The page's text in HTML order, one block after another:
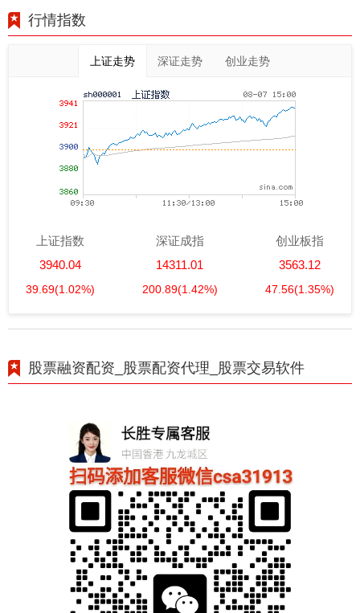
行情指数
上证走势 深证走势 创业走势
上证指数
3940.04
39.69(1.02%)
深证成指
14311.01
200.89(1.42%)
创业板指
3563.12
47.56(1.35%)
股票融资配资_股票配资代理_股票交易软件